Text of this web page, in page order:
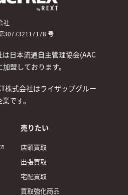
社
307732117178 号
は日本流通自主管理協会(AAC
加盟しております。
株式会社はライザップグルー
です。
売りたい
店頭買取
出張買取
宅配買取
買取強化商品